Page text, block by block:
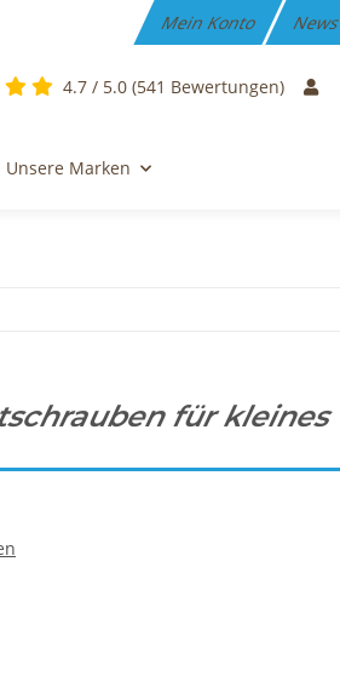
Mein Konto News
4.7 / 5.0 (541 Bewertungen)
Unsere Marken
für kleines